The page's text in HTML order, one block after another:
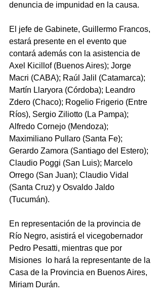
denuncia de impunidad en la causa.
El jefe de Gabinete, Guillermo Francos,
estará presente en el evento que
contará además con la asistencia de
Axel Kicillof (Buenos Aires); Jorge
Macri (CABA); Raúl Jalil (Catamarca);
Martín Llaryora (Córdoba); Leandro
Zdero (Chaco); Rogelio Frigerio (Entre
Ríos), Sergio Ziliotto (La Pampa);
Alfredo Cornejo (Mendoza);
Maximiliano Pullaro (Santa Fe);
Gerardo Zamora (Santiago del Estero);
Claudio Poggi (San Luis); Marcelo
Orrego (San Juan); Claudio Vidal
(Santa Cruz) y Osvaldo Jaldo
(Tucumán).
En representación de la provincia de
Río Negro, asistirá el vicegobernador
Pedro Pesatti, mientras que por
Misiones  lo hará la representante de la
Casa de la Provincia en Buenos Aires,
Miriam Durán.